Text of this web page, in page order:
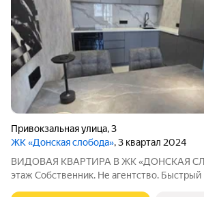
Привокзальная улица,3
ЖК «Донская слобода», 3 квартал 2024
ВИДОВАЯ КВАРТИРА В ЖК «ДОНСКАЯ
этаж Собственник. Не агентство. Быстрый